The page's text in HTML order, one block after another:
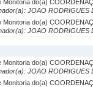
Monitoria do(a)
JOAO RODRIGUES
Monitoria do(a)
JOAO RODRIGUES
Monitoria do(a)
JOAO RODRIGUES
Monitoria do(a)